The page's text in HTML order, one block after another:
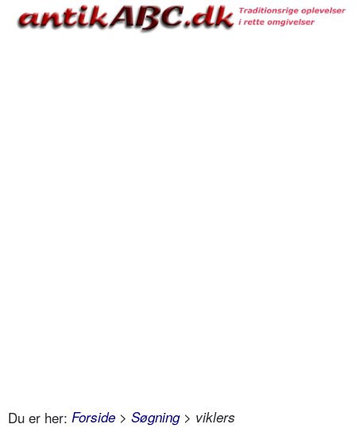
Du er her: Forside > Søgning> viklers